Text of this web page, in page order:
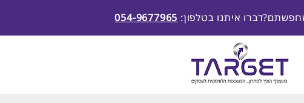
איתנו בטלפון: 054-9677965